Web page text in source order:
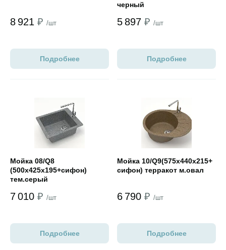
8 921 ₽ /шт
Подробнее
черный
5 897 ₽ /шт
Подробнее
Мойка 08/Q8
(500х425х195+сифон)
тем.серый
7 010 ₽ /шт
Подробнее
Мойка 10/Q9(575х440х215+
сифон) терракот м.овал
6 790 ₽ /шт
Открыть товар
Подробнее